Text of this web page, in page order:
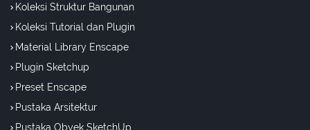
Koleksi Struktur Bangunan
Koleksi Tutorial dan Plugin
Material Library Enscape
Plugin Sketchup
Preset Enscape
Pustaka Arsitektur
Pustaka Obyek SketchUp